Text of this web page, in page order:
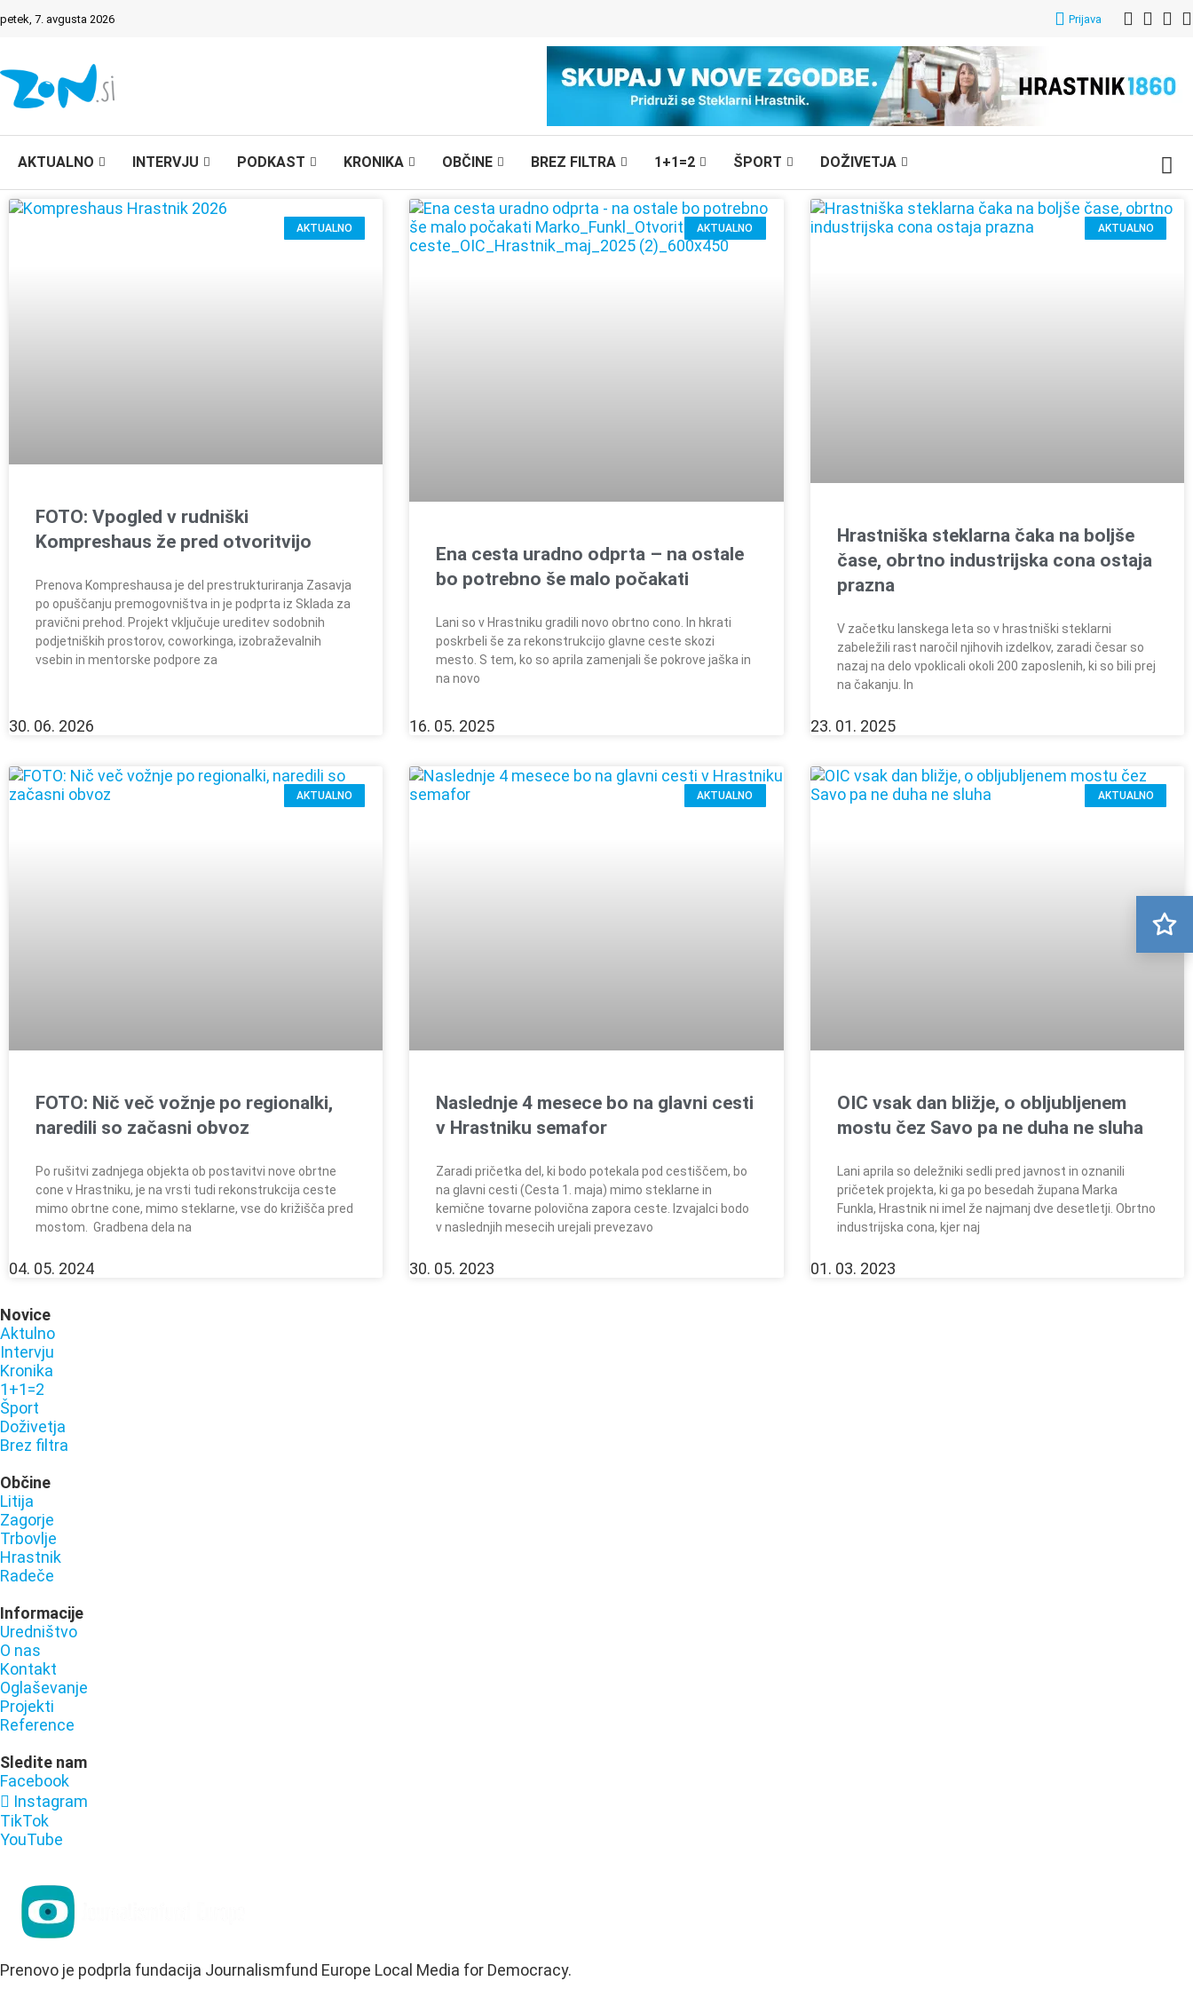
petek, 7. avgusta 2026 Prijava
AKTUALNO INTERVJU PODKAST KRONIKA OBČINE BREZ FILTRA 1+1=2 ŠPORT DOŽIVETJA
AKTUALNO
FOTO: Vpogled v rudniški
Kompreshaus že pred otvoritvijo
Prenova Kompreshausa je del prestrukturiranja Zasavja
po opuščanju premogovništva in je podprta iz Sklada za
pravični prehod. Projekt vključuje ureditev sodobnih
podjetniških prostorov, coworkinga, izobraževalnih
vsebin in mentorske podpore za
30. 06. 2026
AKTUALNO
Ena cesta uradno odprta – na ostale
bo potrebno še malo počakati
Lani so v Hrastniku gradili novo obrtno cono. In hkrati
poskrbeli še za rekonstrukcijo glavne ceste skozi
mesto. S tem, ko so aprila zamenjali še pokrove jaška in
na novo
16. 05. 2025
AKTUALNO
Hrastniška steklarna čaka na boljše
čase, obrtno industrijska cona ostaja
prazna
V začetku lanskega leta so v hrastniški steklarni
zabeležili rast naročil njihovih izdelkov, zaradi česar so
nazaj na delo vpoklicali okoli 200 zaposlenih, ki so bili prej
na čakanju. In
23. 01. 2025
AKTUALNO
FOTO: Nič več vožnje po regionalki,
naredili so začasni obvoz
Po rušitvi zadnjega objekta ob postavitvi nove obrtne
cone v Hrastniku, je na vrsti tudi rekonstrukcija ceste
mimo obrtne cone, mimo steklarne, vse do križišča pred
mostom. Gradbena dela na
04. 05. 2024
AKTUALNO
Naslednje 4 mesece bo na glavni cesti
v Hrastniku semafor
Zaradi pričetka del, ki bodo potekala pod cestiščem, bo
na glavni cesti (Cesta 1. maja) mimo steklarne in
kemične tovarne polovična zapora ceste. Izvajalci bodo
v naslednjih mesecih urejali prevezavo
30. 05. 2023
AKTUALNO
OIC vsak dan bližje, o obljubljenem
mostu čez Savo pa ne duha ne sluha
Lani aprila so deležniki sedli pred javnost in oznanili
pričetek projekta, ki ga po besedah župana Marka
Funkla, Hrastnik ni imel že najmanj dve desetletji. Obrtno
industrijska cona, kjer naj
01. 03. 2023
Novice
Aktulno
Intervju
Kronika
1+1=2
Šport
Doživetja
Brez filtra
Občine
Litija
Zagorje
Trbovlje
Hrastnik
Radeče
Informacije
Uredništvo
O nas
Kontakt
Oglaševanje
Projekti
Reference
Sledite nam
Facebook
Instagram
TikTok
YouTube
Prenovo je podprla fundacija Journalismfund Europe Local Media for Democracy.